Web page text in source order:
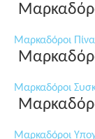
Μαρκαδόροι
Μαρκαδόροι
Μαρκαδόροι